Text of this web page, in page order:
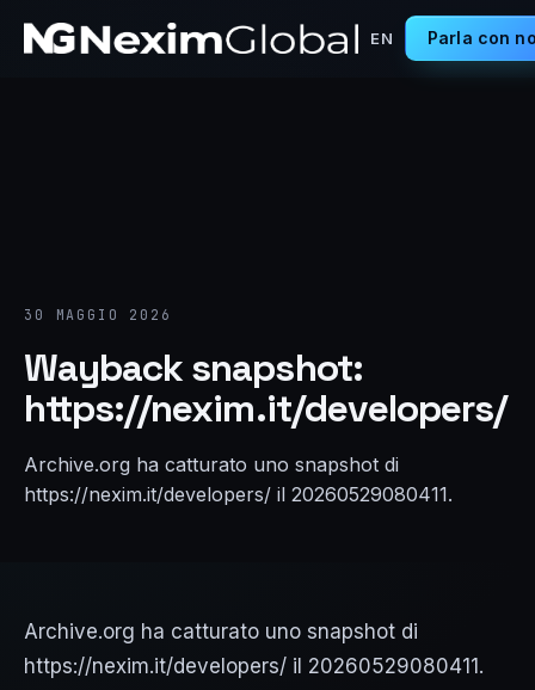
EN Parla con
30 MAGGIO 2026
Wayback snapshot:
https://nexim.it/developers/
Archive.org ha catturato uno snapshot di
https://nexim.it/developers/ il 20260529080411.
Archive.org ha catturato uno snapshot di
https://nexim.it/developers/ il 20260529080411.